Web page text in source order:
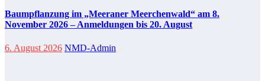
Baumpflanzung im „Meeraner Meerchenwald“ am 8.
November 2026 – Anmeldungen bis 20. August
6. August 2026 NMD-Admin